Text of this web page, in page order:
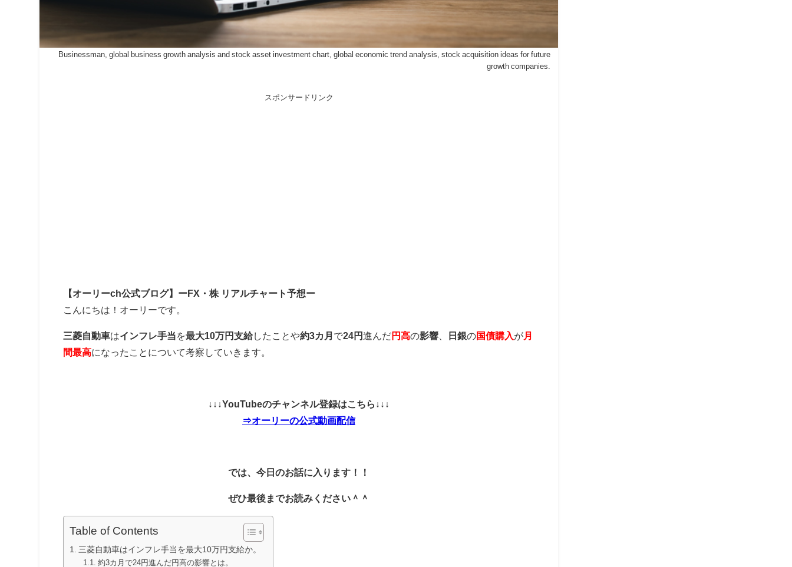
Businessman, global business growth analysis and stock asset investment chart, global economic trend analysis, stock acquisition ideas for future
growth companies.
スポンサードリンク
【オーリーch公式ブログ】ーFX・株 リアルチャート予想ー
こんにちは！オーリーです。
三菱自動車はインフレ手当を最大10万円支給したことや約3カ月 で24円進んだ円高の影響 日銀の国債購入 が月
間最高になったことについて考察していきます。
↓↓↓YouTubeのチャンネル登録はこちら↓↓↓
⇒オーリーの公式動画配信
では、今日のお話に入ります！！
ぜひ最後までお読みください＾＾
Table of Contents
三菱自動車はインフレ手当を最大10万円支給か。
約3カ月で24円進んだ円高の影響とは。